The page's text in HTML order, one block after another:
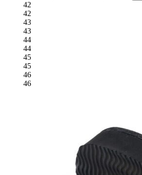
42
42
43
43
44
44
45
45
46
46